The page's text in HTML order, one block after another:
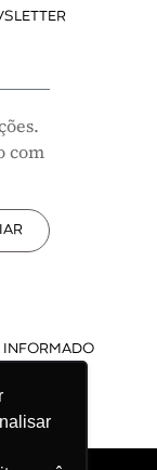
com
INFORMADO